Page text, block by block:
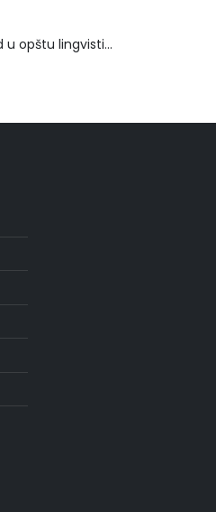
Uvod u opštu lingvistiku